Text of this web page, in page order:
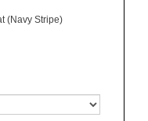
(Navy Stripe)